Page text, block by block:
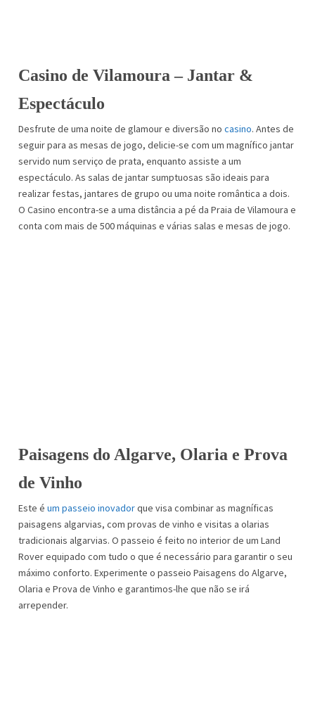
Casino de Vilamoura – Jantar &
Espectáculo
Desfrute de uma noite de glamour e diversão no casino. Antes de
seguir para as mesas de jogo, delicie-se com um magnífico jantar
servido num serviço de prata, enquanto assiste a um
espectáculo. As salas de jantar sumptuosas são ideais para
realizar festas, jantares de grupo ou uma noite romântica a dois.
O Casino encontra-se a uma distância a pé da Praia de Vilamoura e
conta com mais de 500 máquinas e várias salas e mesas de jogo.
Paisagens do Algarve, Olaria e Prova
de Vinho
Este é um passeio inovadorque visa combinar as magníficas
paisagens algarvias, com provas de vinho e visitas a olarias
tradicionais algarvias. O passeio é feito no interior de um Land
Rover equipado com tudo o que é necessário para garantir o seu
máximo conforto. Experimente o passeio Paisagens do Algarve,
Olaria e Prova de Vinho e garantimos-lhe que não se irá
arrepender.